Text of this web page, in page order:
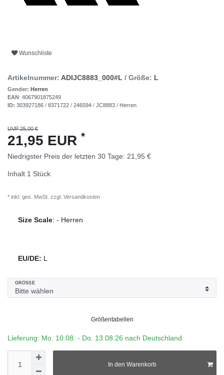
Wunschliste
Artikelnummer: ADIJC8883_000#L / Größe: L
Gender: Herren
EAN: 4067901875249
ID: 303927186 / 8371722 / 246594 / JC8883 / Herren
UVP 25,00 €
21,95 EUR *
Niedrigster Preis der letzten 30 Tage: 21,95 €
Inhalt 1 Stück
* inkl. ges. MwSt. zzgl. Versandkosten
Size Scale: - Herren
EU/DE: L
GRÖSSE
Größentabellen
Lieferung: Mo. 10.08. - Do. 13.08.26 nach Deutschland
In den Warenkorb